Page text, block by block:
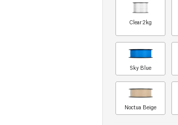
Clear 2kg
Sky Blue
Noctua Beige